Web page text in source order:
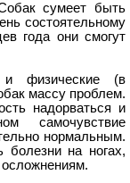
сумеет быть
состоятельному
года они смогут
физические (в
массу проблем.
надорваться и
самочувствие
нормальным.
болезни на ногах,